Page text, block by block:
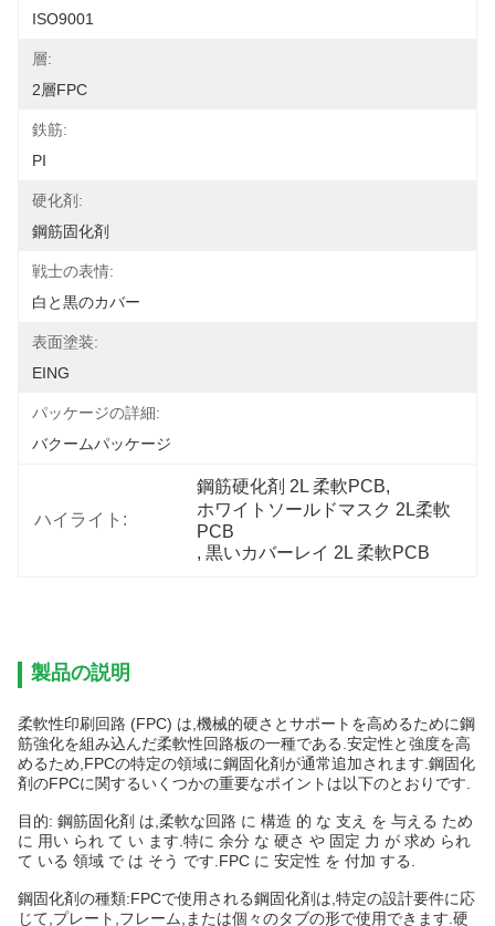
ISO9001
層:
2層FPC
鉄筋:
PI
硬化剤:
鋼筋固化剤
戦士の表情:
白と黒のカバー
表面塗装:
EING
パッケージの詳細:
バクームパッケージ
ハイライト:
鋼筋硬化剤 2L 柔軟PCB,
ホワイトソールドマスク 2L柔軟
PCB
, 黒いカバーレイ 2L 柔軟PCB
製品の説明
柔軟性印刷回路 (FPC) は,機械的硬さとサポートを高めるために鋼
筋強化を組み込んだ柔軟性回路板の一種である.安定性と強度を高
めるため,FPCの特定の領域に鋼固化剤が通常追加されます.鋼固化
剤のFPCに関するいくつかの重要なポイントは以下のとおりです.
目的: 鋼筋固化剤 は,柔軟な回路 に 構造 的 な 支え を 与える ため
に 用い られ て い ます.特に 余分 な 硬さ や 固定 力 が 求め られ
て いる 領域 で は そう です.FPC に 安定性 を 付加 する.
鋼固化剤の種類:FPCで使用される鋼固化剤は,特定の設計要件に応
じて,プレート,フレーム,または個々のタブの形で使用できます.硬